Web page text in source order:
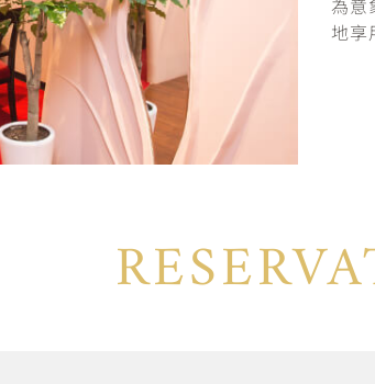
為
地享